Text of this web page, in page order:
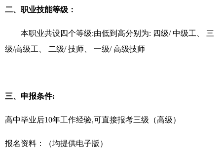
二、职业技能等级：
本职业共设四个等级:由低到高分别为: 四级/ 中级工、 三
级/高级工、 二级/ 技师、 一级/ 高级技师
三、申报条件:
高中毕业后10年工作经验,可直接报考三级（高级）
报名资料：（均提供电子版）